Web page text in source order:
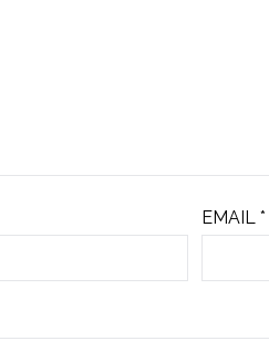
EMAIL *